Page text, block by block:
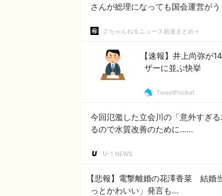
さんが総理になっても国会運営がう
２ちゃんねるニュース超速まとめ＋
【速報】井上尚弥が
ザーに並ぶ快挙
TweetPocket
今回氾濫した立会川の「意外すぎ
るので水質改善のために……
U-1 NEWS
【悲報】電撃離婚の花澤香菜 結
っとかわいい」発言も…